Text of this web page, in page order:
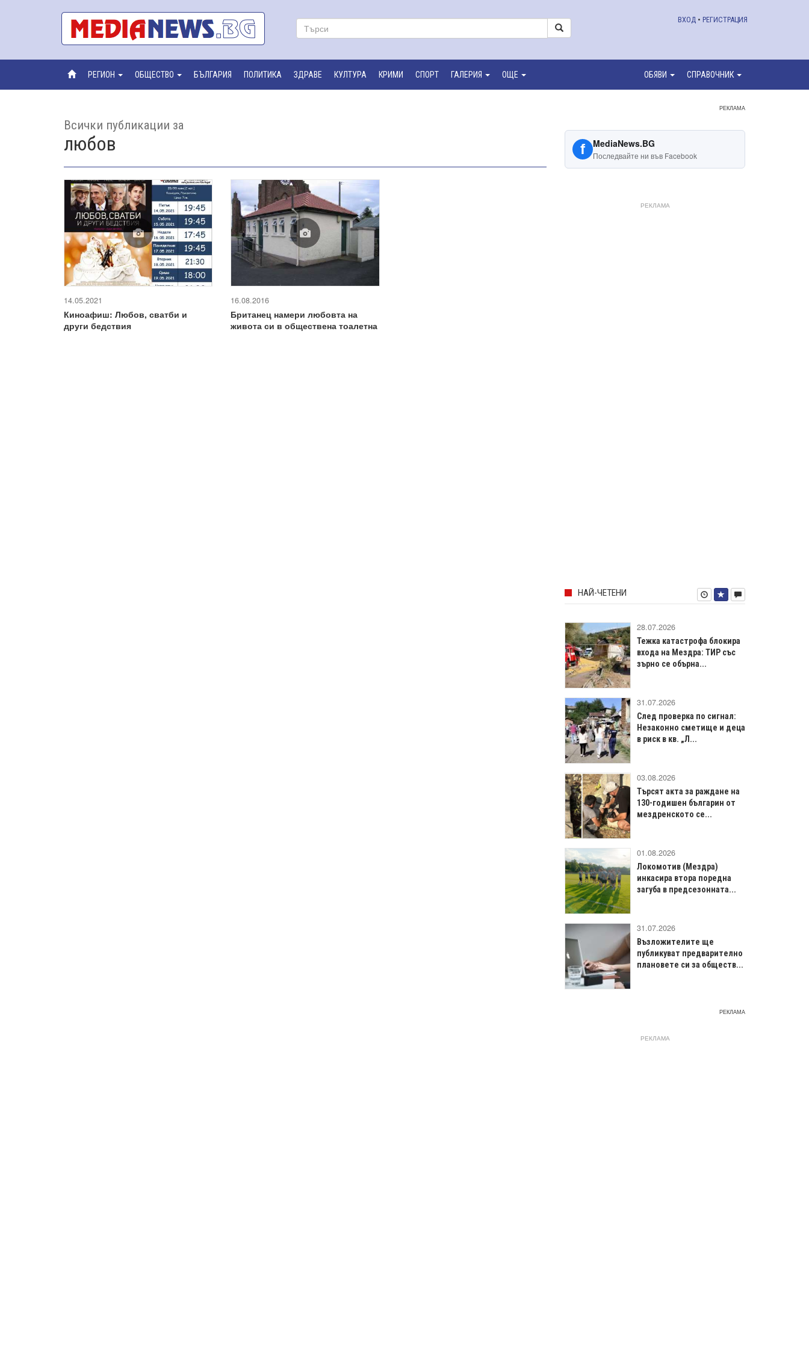
ВХОД • РЕГИСТРАЦИЯ
РЕГИОН ОБЩЕСТВО БЪЛГАРИЯ ПОЛИТИКА ЗДРАВЕ КУЛТУРА КРИМИ СПОРТ ГАЛЕРИЯ ОЩЕ ОБЯВИ СПРАВОЧНИК
Всички публикации за
любов
14.05.2021
Киноафиш: Любов, сватби и
други бедствия
16.08.2016
Британец намери любовта на
живота си в обществена тоалетна
РЕКЛАМА
f MediaNews.BG
Последвайте ни във Facebook
РЕКЛАМА
НАЙ-ЧЕТЕНИ
28.07.2026
Тежка катастрофа блокира
входа на Мездра: ТИР със
зърно се обърна...
31.07.2026
След проверка по сигнал:
Незаконно сметище и деца
в риск в кв. „Л...
03.08.2026
Търсят акта за раждане на
130-годишен българин от
мездренското се...
01.08.2026
Локомотив (Мездра)
инкасира втора поредна
загуба в предсезонната...
31.07.2026
Възложителите ще
публикуват предварително
плановете си за обществ...
РЕКЛАМА
РЕКЛАМА